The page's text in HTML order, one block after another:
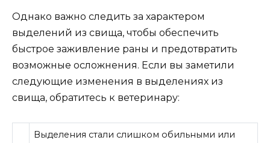
Однако важно следить за характером
выделений из свища, чтобы обеспечить
быстрое заживление раны и предотвратить
возможные осложнения. Если вы заметили
следующие изменения в выделениях из
свища, обратитесь к ветеринару:
Выделения стали слишком обильными или